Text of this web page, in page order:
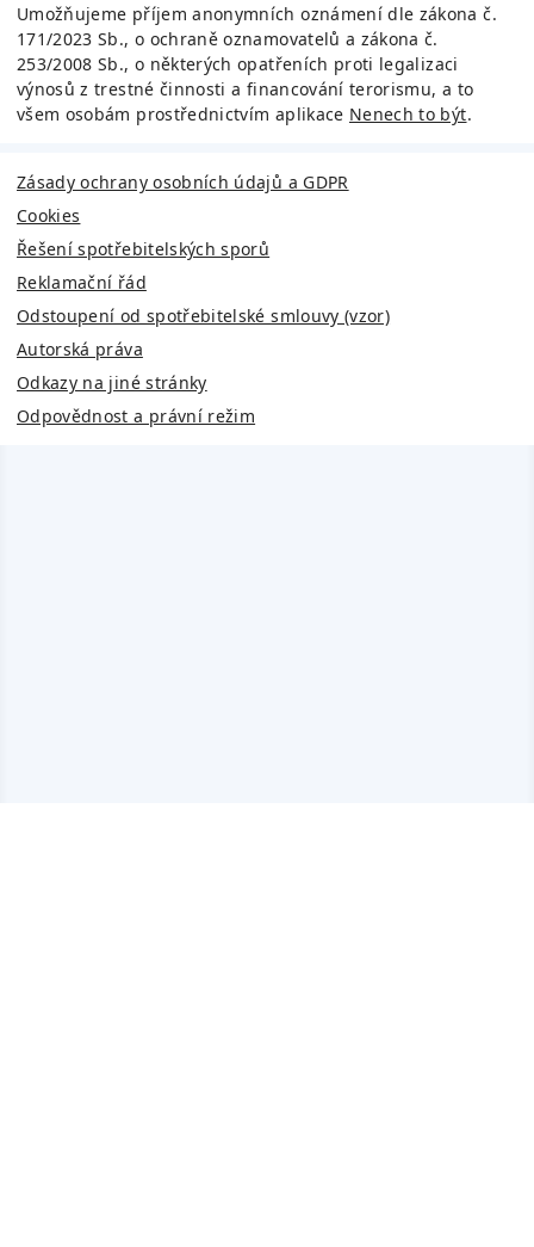
Umožňujeme příjem anonymních oznámení dle zákona č.
171/2023 Sb., o ochraně oznamovatelů a zákona č.
253/2008 Sb., o některých opatřeních proti legalizaci
výnosů z trestné činnosti a financování terorismu, a to
všem osobám prostřednictvím aplikace Nenech to být.
Zásady ochrany osobních údajů a GDPR
Cookies
Řešení spotřebitelských sporů
Reklamační řád
Odstoupení od spotřebitelské smlouvy (vzor)
Autorská práva
Odkazy na jiné stránky
Odpovědnost a právní režim